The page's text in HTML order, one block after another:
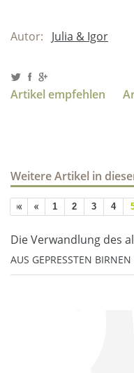
Autor: Julia & Igor
Artikel empfehlen
Weitere Artikel in
1 2 3 4
Die Verwandlung des
AUS GEPRESSTEN